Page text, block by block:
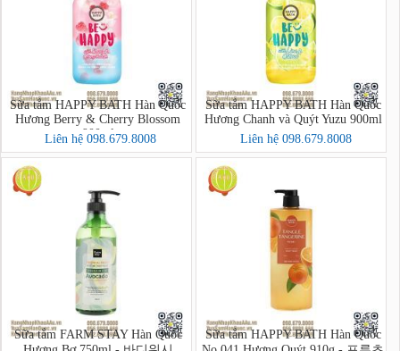
Sữa tắm HAPPY BATH Hàn Quốc
Hương Berry & Cherry Blossom
900ml
Liên hệ 098.679.8008
Sữa tắm HAPPY BATH Hàn Quốc
Hương Chanh và Quýt Yuzu 900ml
Liên hệ 098.679.8008
Sữa tắm FARM STAY Hàn Quốc
Sữa tắm HAPPY BATH Hàn Quốc